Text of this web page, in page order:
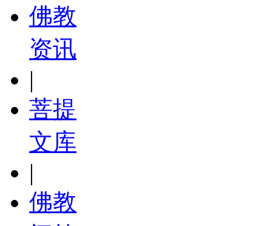
佛教
资讯
|
菩提
文库
|
佛教